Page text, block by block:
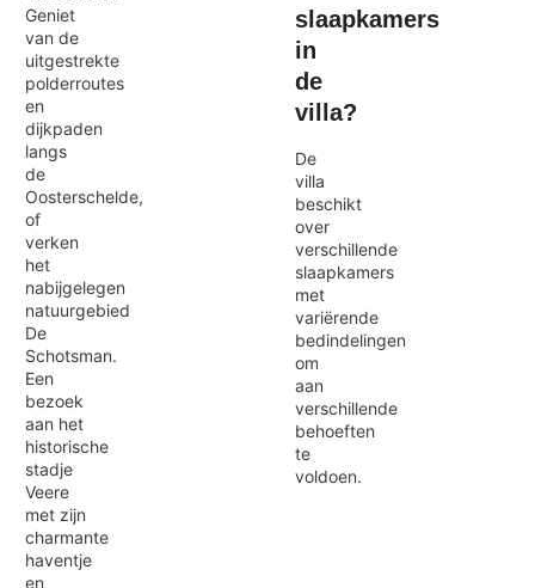
Geniet
van de
uitgestrekte
polderroutes
en
dijkpaden
langs
de
Oosterschelde,
of
verken
het
nabijgelegen
natuurgebied
De
Schotsman.
Een
bezoek
aan het
historische
stadje
Veere
met zijn
charmante
haventje
en
slaapkamers
in
de
villa?
De
villa
beschikt
over
verschillende
slaapkamers
met
variërende
bedindelingen
om
aan
verschillende
behoeften
te
voldoen.